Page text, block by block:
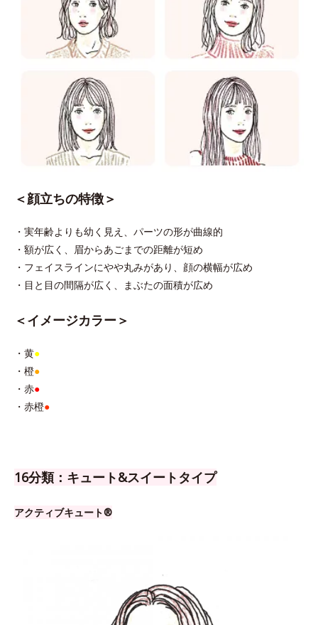
＜顔立ちの特徴＞
・実年齢よりも幼く見え、パーツの形が曲線的
・額が広く、眉からあごまでの距離が短め
・フェイスラインにやや丸みがあり、顔の横幅が広め
・目と目の間隔が広く、まぶたの面積が広め
＜イメージカラー＞
・黄●
・橙●
・赤●
・赤橙●
16分類：キュート&スイートタイプ
アクティブキュート®